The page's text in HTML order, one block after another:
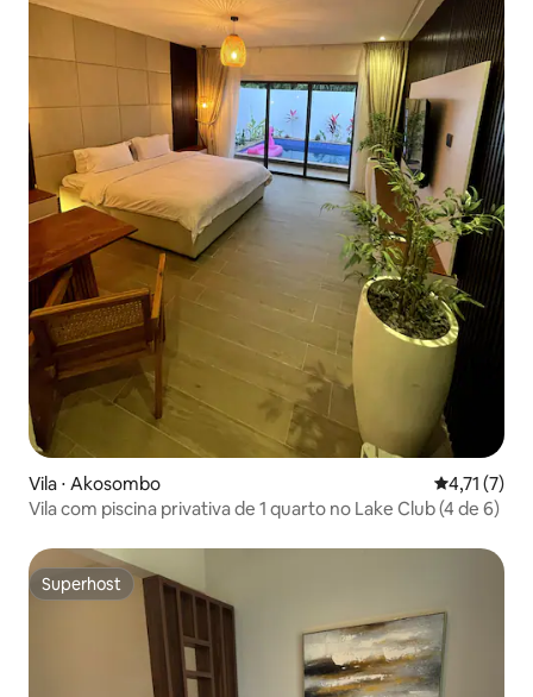
Vila ⋅ Akosombo 4,71 de
4,71 (7)
Vila com piscina privativa de 1 quarto no Lake Club (4 de 6)
Superhost
Superhost